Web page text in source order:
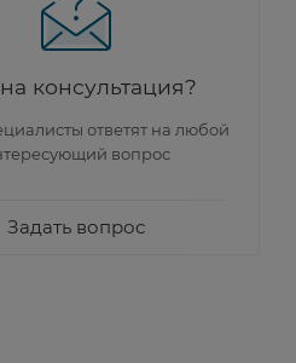
консультация?
ответят на любой
вопрос
Задать вопрос